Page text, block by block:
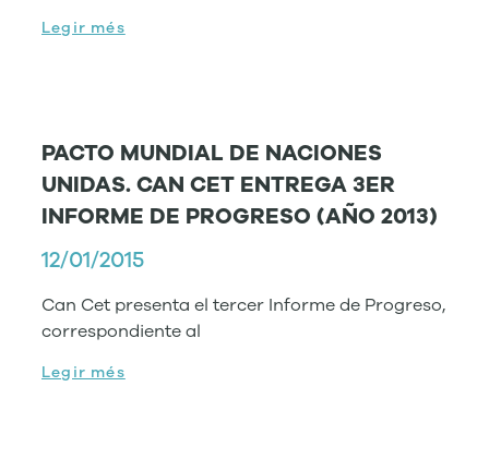
Legir més
PACTO MUNDIAL DE NACIONES
UNIDAS. CAN CET ENTREGA 3ER
INFORME DE PROGRESO (AÑO 2013)
12/01/2015
Can Cet presenta el tercer Informe de Progreso,
correspondiente al
Legir més